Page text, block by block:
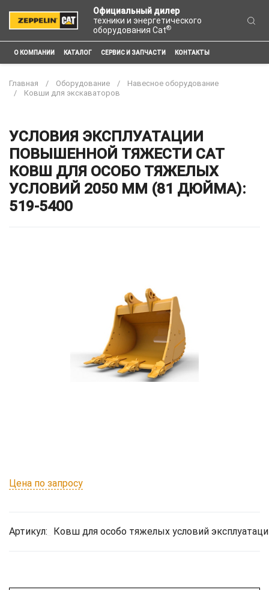
Официальный дилер
техники и энергетического
оборудования Cat®
О КОМПАНИИ КАТАЛОГ СЕРВИС И ЗАПЧАСТИ КОНТАКТЫ
Главная Оборудование
Навесное оборудование
Ковши для экскаваторов
УСЛОВИЯ ЭКСПЛУАТАЦИИ
ПОВЫШЕННОЙ ТЯЖЕСТИ CAT
КОВШ ДЛЯ ОСОБО ТЯЖЕЛЫХ
УСЛОВИЙ 2050 ММ (81 ДЮЙМА):
519-5400
Цена по запросу
Артикул: Ковш для особо тяжелых условий